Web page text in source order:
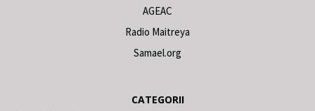
AGEAC
Radio Maitreya
Samael.org
CATEGORII